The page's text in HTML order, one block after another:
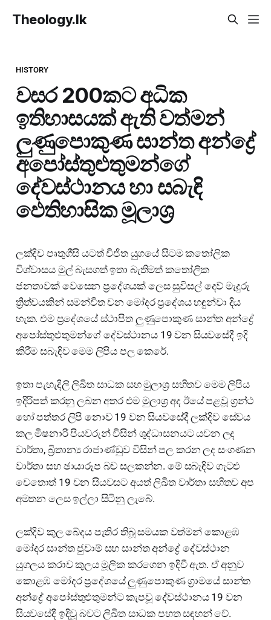
Theology.lk
HISTORY
වසර 200කට අධික
ඉතිහාසයක් ඇති වත්මන්
ලුණුපොකුණ සාන්ත අන්ද්‍රේ
අපෝස්තුළුතුමන්ගේ
දේවස්ථානය හා සබැඳි
ඵෙතිහාසික මූලාශ්‍ර
ලක්දිව පෘතුගීසි යටත් විජිත යුගයේ සිටම කතෝලික
විශ්වාසය මුල් බැසගත් ඉතා බැතිමත් කතෝලික
ජනතාවක් වෙසෙන ප්‍රදේශයක් ලෙස සුවිසල් දෙව් මැදුරු
ත්‍රිත්වයකින් සමන්විත වන මෝදර ප්‍රදේශය හඳුන්වා දිය
හැක. එම ප්‍රදේශයේ ස්ථාපිත ලුණුපොකුණ සාන්ත අන්ද්‍රේ
අපෝස්තුළුතුමන්ගේ දේවස්ථානය 19 වන සියවසේදී ඉදි
කිරීම සබැඳිව මෙම ලිපිය පල කෙරේ.
ඉතා පැහැදිලි ලිඛිත සාධක සහ මුලාශ්‍ර සහිතව මෙම ලිපිය
ඉදිරිපත් කරනු ලබන අතර එම මුලාශ්‍ර අද ඊයේ පළවූ ග්‍රන්ථ
හෝ පත්තර ලිපි නොව 19 වන සියවසේදී ලක්දිව සේවය
කල මිෂනාරි පියවරුන් විසින් ශුද්ධාසනයට යවන ලද
වාර්තා, බ්‍රිතාන්‍ය රාජාණ්ඩුව විසින් පල කරන ලද සංගණන
වාර්තා සහ ඡායාරූප බව සලකන්න. මේ සබැඳිව ගැටළු
වෙතොත් 19 වන සියවසට අයත් ලිඛිත වාර්තා සහිතව අප
අමතන ලෙස ඉල්ලා සිටිනු ලැබේ.
ලක්දිව කුල බේදය පැතිර තිබූ සමයක වත්මන් කොළඹ
මෝදර සාන්ත ජුවාම් සහ සාන්ත අන්ද්‍රේ දේවස්ථාන
යුගලය කරාව කුලය මූලික කරගෙන ඉදිවී ඇත. ඒ අනුව
කොළඹ මෝදර ප්‍රදේශයේ ලුණුපොකුණ ග්‍රාමයේ සාන්ත
අන්ද්‍රේ අපෝස්තුළුතුමන්ට කැපවූ දේවස්ථානය 19 වන
සියවසේදී ඉදිවූ බවට ලිඛිත සාධක පහත සඳහන් වේ.